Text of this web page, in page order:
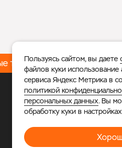
тренировки – Встань на
Личный кабинет
+7 925 677-39-55
Адрес
Пользуясь сайтом, вы даете
файлов куки использование
сервиса Яндекс Метрика в
политикой
персональных данных. Вы
обработку куки в